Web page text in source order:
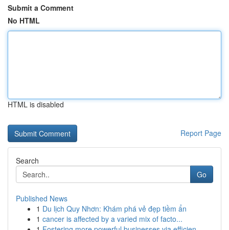
Submit a Comment
No HTML
HTML is disabled
Report Page
Search
Go
Published News
1 Du lịch Quy Nhơn: Khám phá vẻ đẹp tiềm ẩn
1 cancer is affected by a varied mix of facto...